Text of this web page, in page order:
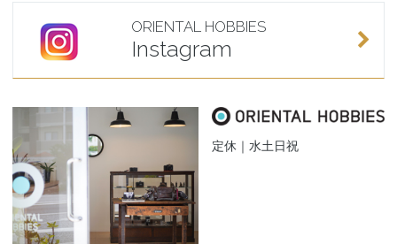
ORIENTAL HOBBIES
Instagram
定休｜水土日祝